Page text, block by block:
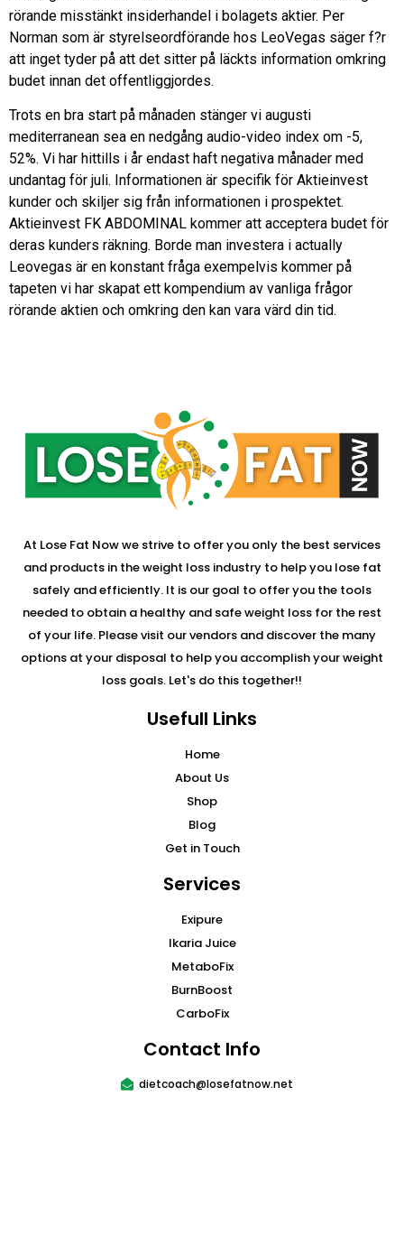
rörande misstänkt insiderhandel i bolagets aktier. Per
Norman som är styrelseordförande hos LeoVegas säger f?r
att inget tyder på att det sitter på läckts information omkring
budet innan det offentliggjordes.
Trots en bra start på månaden stänger vi augusti
mediterranean sea en nedgång audio-video index om -5,
52%. Vi har hittills i år endast haft negativa månader med
undantag för juli. Informationen är specifik för Aktieinvest
kunder och skiljer sig från informationen i prospektet.
Aktieinvest FK ABDOMINAL kommer att acceptera budet för
deras kunders räkning. Borde man investera i actually
Leovegas är en konstant fråga exempelvis kommer på
tapeten vi har skapat ett kompendium av vanliga frågor
rörande aktien och omkring den kan vara värd din tid.
At Lose Fat Now we strive to offer you only the best services
and products in the weight loss industry to help you lose fat
safely and efficiently. It is our goal to offer you the tools
needed to obtain a healthy and safe weight loss for the rest
of your life. Please visit our vendors and discover the many
options at your disposal to help you accomplish your weight
loss goals. Let's do this together!!
Usefull Links
Home
About Us
Shop
Blog
Get in Touch
Services
Exipure
Ikaria Juice
MetaboFix
BurnBoost
CarboFix
Contact Info
dietcoach@losefatnow.net